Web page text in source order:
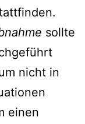
sollte
nicht in
einen